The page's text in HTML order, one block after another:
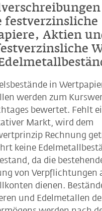
festverzinsliche
Aktien
in
werden zum
bewertet. Fehlt
Markt, wird dem
Rechnung
keine
da die
von Verpflichtungen
dienen.
und Edelmetallen